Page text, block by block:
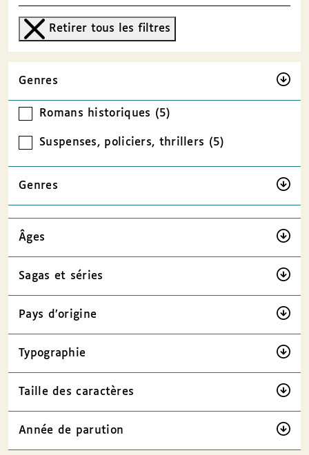
Retirer tous les filtres
Genres
Romans historiques (5)
Suspenses, policiers, thrillers (5)
Genres
Âges
Sagas et séries
Pays d’origine
Typographie
Taille des caractères
Année de parution